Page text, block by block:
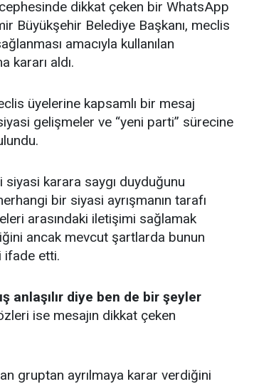
dikkat çeken bir WhatsApp
Büyükşehir Belediye Başkanı, meclis
amacıyla kullanılan
kararı aldı.
üyelerine kapsamlı bir mesaj
gelişmeler ve “yeni parti” sürecine
karara saygı duyduğunu
bir siyasi ayrışmanın tarafı
arasındaki iletişimi sağlamak
ancak mevcut şartlarda bunun
ifade etti.
anlaşılır diye ben de bir şeyler
ise mesajın dikkat çeken
gruptan ayrılmaya karar verdiğini